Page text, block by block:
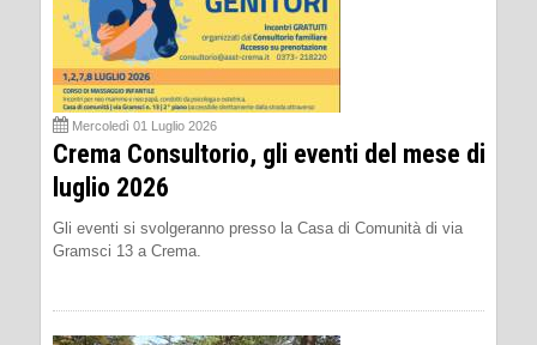
Mercoledì 01 Luglio 2026
Crema Consultorio, gli eventi del mese di
luglio 2026
Gli eventi si svolgeranno presso la Casa di Comunità di via
Gramsci 13 a Crema.